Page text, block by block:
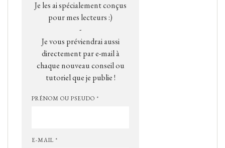
Je les ai spécialement conçus
pour mes lecteurs :)
-
Je vous préviendrai aussi
directement par e-mail à
chaque nouveau conseil ou
tutoriel que je publie !
PRÉNOM OU PSEUDO *
E-MAIL *